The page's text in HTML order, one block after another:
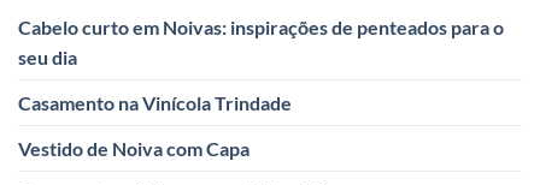
Cabelo curto em Noivas: inspirações de penteados para o
seu dia
Casamento na Vinícola Trindade
Vestido de Noiva com Capa